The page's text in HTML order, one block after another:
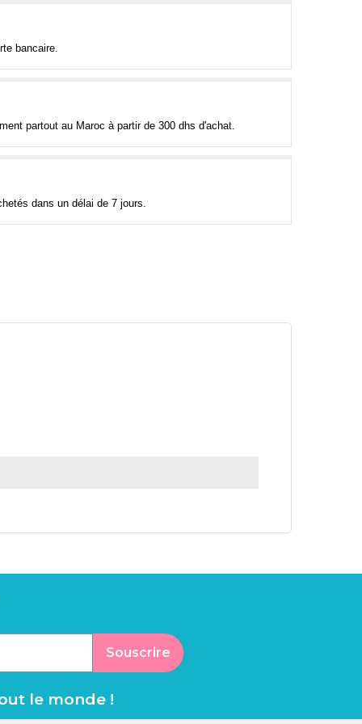
bancaire.
partout au Maroc à partir de 300 dhs d'achat.
dans un délai de 7 jours.
Souscrire
le monde !